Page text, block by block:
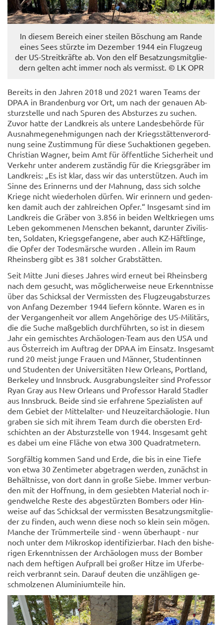
In die­sem Be­reich einer stei­len Bö­schung am Rande
eines Sees stürz­te im De­zem­ber 1944 ein Flug­zeug
der US-​Streitkräfte ab. Von den elf Be­sat­zungs­mit­glie­
dern gel­ten acht immer noch als ver­misst. © LK OPR
Be­reits in den Jah­ren 2018 und 2021 waren Teams der
DPAA in Bran­den­burg vor Ort, um nach der ge­nau­en Ab­
sturz­stel­le und nach Spu­ren des Ab­stur­zes zu su­chen.
Zuvor hatte der Land­kreis als un­te­re Lan­des­be­hör­de für
Aus­nah­me­ge­neh­mi­gun­gen nach der Kriegs­stät­ten­ver­ord­
nung seine Zu­stim­mung für diese Such­ak­tio­nen ge­ge­ben.
Chris­ti­an Wag­ner, beim Amt für öf­fent­li­che Si­cher­heit und
Ver­kehr unter an­de­rem zu­stän­dig für die Kriegs­grä­ber im
Land­kreis: „Es ist klar, dass wir das un­ter­stüt­zen. Auch im
Sinne des Er­in­nerns und der Mah­nung, dass sich sol­che
Krie­ge nicht wie­der­ho­len dür­fen. Wir er­in­nern und ge­den­
ken damit auch der zahl­rei­chen Opfer.“ Ins­ge­samt sind im
Land­kreis die Grä­ber von 3.856 in bei­den Welt­krie­gen ums
Leben ge­kom­me­nen Men­schen be­kannt, dar­un­ter Zi­vi­lis­
ten, Sol­da­ten, Kriegs­ge­fan­ge­ne, aber auch KZ-​Häftlinge,
die Opfer der To­des­mär­sche wur­den . Al­lein im Raum
Rheins­berg gibt es 381 sol­cher Grab­stät­ten.
Seit Mitte Juni die­ses Jah­res wird er­neut bei Rheins­berg
nach dem ge­sucht, was mög­li­cher­wei­se neue Er­kennt­nis­se
über das Schick­sal der Ver­miss­ten des Flug­zeug­ab­stur­zes
von An­fang De­zem­ber 1944 lie­fern könn­te. Waren es in
der Ver­gan­gen­heit vor allem An­ge­hö­ri­ge des US-​Militärs,
die die Suche maß­geb­lich durch­führ­ten, so ist in die­sem
Jahr ein ge­misch­tes Archäologen-​Team aus den USA und
aus Ös­ter­reich im Auf­trag der DPAA im Ein­satz. Ins­ge­samt
rund 20 meist junge Frau­en und Män­ner, Stu­den­tin­nen
und Stu­den­ten der Uni­ver­si­tä­ten New Or­leans, Port­land,
Ber­ke­ley und Inns­bruck. Aus­gra­bungs­lei­ter sind Pro­fes­sor
Ryan Gray aus New Or­leans und Pro­fes­sor Ha­rald Stad­ler
aus Inns­bruck. Beide sind sie er­fah­re­ne Spe­zia­lis­ten auf
dem Ge­biet der Mittelalter-​ und Neu­zeit­ar­chäo­lo­gie. Nun
gra­ben sie sich mit ihrem Team durch die obers­ten Erd­
schich­ten an der Ab­sturz­stel­le von 1944. Ins­ge­samt geht
es dabei um eine Flä­che von etwa 300 Qua­drat­me­tern.
Sorg­fäl­tig kom­men Sand und Erde, die bis in eine Tiefe
von etwa 30 Zen­ti­me­ter ab­ge­tra­gen wer­den, zu­nächst in
Be­hält­nis­se, von dort dann in große Siebe. Immer ver­bun­
den mit der Hoff­nung, in dem ge­sieb­ten Ma­te­ri­al noch ir­
gend­wel­che Reste des ab­ge­stürz­ten Bom­bers oder Hin­
wei­se auf das Schick­sal der ver­miss­ten Be­sat­zungs­mit­glie­
der zu fin­den, auch wenn diese noch so klein sein mögen.
Man­che der Trüm­mer­tei­le sind - wenn über­haupt - nur
noch unter dem Mi­kro­skop iden­ti­fi­zier­bar. Nach den bis­he­
ri­gen Er­kennt­nis­sen der Ar­chäo­lo­gen muss der Bom­ber
nach dem hef­ti­gen Auf­prall bei gro­ßer Hitze im Ufer­be­
reich ver­brannt sein. Dar­auf deu­ten die un­zäh­li­gen ge­
schmol­ze­nen Alu­mi­ni­um­tei­le hin.